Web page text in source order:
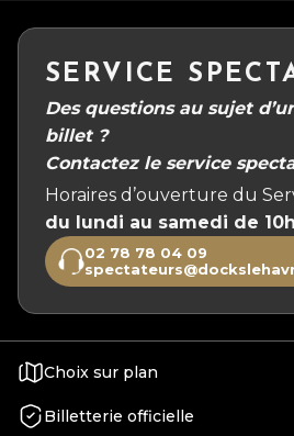
SERVICE
Des questions au sujet
billet ?
Contactez le service
Horaires d’ouverture du
du lundi au samedi de
02 78 78 04 09
Choix sur plan
Billetterie officielle